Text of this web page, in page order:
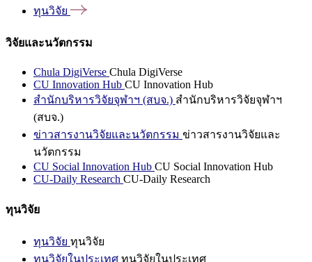
ทุนวิจัย
วิจัยและนวัตกรรม
Chula DigiVerse Chula DigiVerse
CU Innovation Hub CU Innovation Hub
สำนักบริหารวิจัยจุฬาฯ (สบจ.) สำนักบริหารวิจัยจุฬาฯ
(สบจ.)
ข่าวสารงานวิจัยและนวัตกรรม ข่าวสารงานวิจัยและ
นวัตกรรม
CU Social Innovation Hub CU Social Innovation Hub
CU-Daily Research CU-Daily Research
ทุนวิจัย
ทุนวิจัย ทุนวิจัย
ทุนวิจัยในประเทศ ทุนวิจัยในประเทศ